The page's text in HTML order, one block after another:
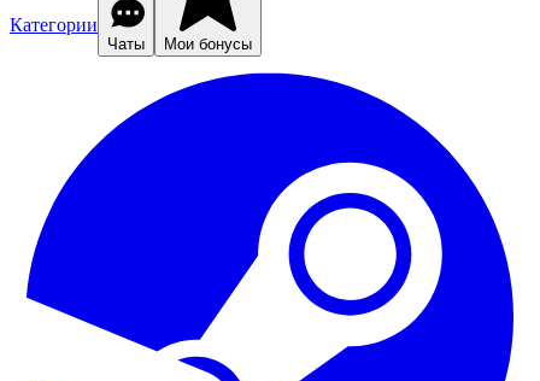
Категории
Чаты Мои бонусы